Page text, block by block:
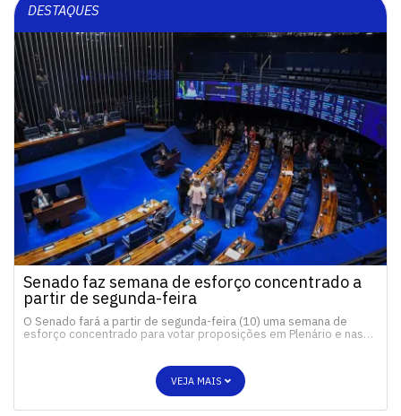
DESTAQUES
Senado faz semana de esforço concentrado a
partir de segunda-feira
O Senado fará a partir de segunda-feira (10) uma semana de
esforço concentrado para votar proposições em Plenário e nas…
VEJA MAIS